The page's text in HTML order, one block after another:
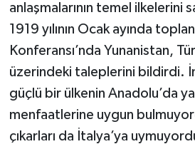
anlaşmalarının temel ilkelerini
1919 yılının Ocak ayında
Konferansı’nda Yunanistan,
üzerindeki taleplerini bildirdi.
güçlü bir ülkenin Anadolu’da
menfaatlerine uygun
çıkarları da İtalya’ya